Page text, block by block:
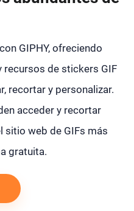
GIPHY, ofreciendo
recursos de stickers GIF
recortar y personalizar.
acceder y recortar
sitio web de GIFs más
gratuita.